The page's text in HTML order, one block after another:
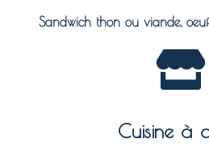
Sandwich thon ou viande,
Cuisine à